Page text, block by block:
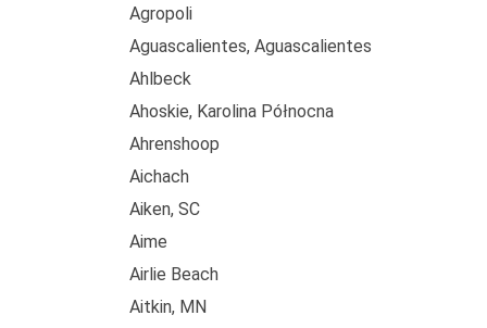
Agropoli
Aguascalientes, Aguascalientes
Ahlbeck
Ahoskie, Karolina Północna
Ahrenshoop
Aichach
Aiken, SC
Aime
Airlie Beach
Aitkin, MN